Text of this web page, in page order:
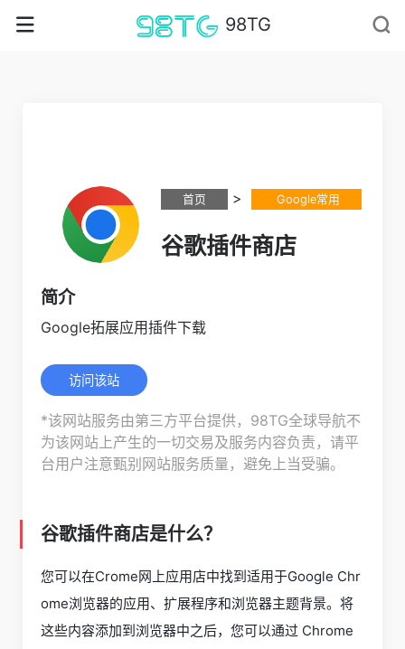
98TG
首页 > Google常用
谷歌插件商店
简介
Google拓展应用插件下载
访问该站
*该网站服务由第三方平台提供，98TG全球导航不
为该网站上产生的一切交易及服务内容负责，请平
台用户注意甄别网站服务质量，避免上当受骗。
谷歌插件商店是什么？
您可以在Crome网上应用店中找到适用于Google Chr
ome浏览器的应用、扩展程序和浏览器主题背景。将
这些内容添加到浏览器中之后，您可以通过 Chrome